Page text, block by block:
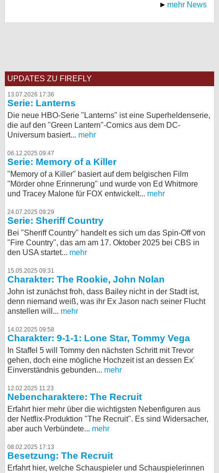
mehr News
UPDATES ZU FIREFLY
13.07.2026 17:36
Serie: Lanterns
Die neue HBO-Serie "Lanterns" ist eine Superheldenserie,
die auf den "Green Lantern"-Comics aus dem DC-
Universum basiert... mehr
06.12.2025 09:47
Serie: Memory of a Killer
"Memory of a Killer" basiert auf dem belgischen Film
"Mörder ohne Erinnerung" und wurde von Ed Whitmore
und Tracey Malone für FOX entwickelt... mehr
24.07.2025 09:29
Serie: Sheriff Country
Bei "Sheriff Country" handelt es sich um das Spin-Off von
"Fire Country", das am am 17. Oktober 2025 bei CBS in
den USA startet... mehr
15.05.2025 09:31
Charakter: The Rookie, John Nolan
John ist zunächst froh, dass Bailey nicht in der Stadt ist,
denn niemand weiß, was ihr Ex Jason nach seiner Flucht
anstellen will... mehr
14.02.2025 09:58
Charakter: 9-1-1: Lone Star, Tommy Vega
In Staffel 5 will Tommy den nächsten Schritt mit Trevor
gehen, doch eine mögliche Hochzeit ist an dessen Ex'
Einverständnis gebunden... mehr
12.02.2025 11:23
Nebencharaktere: The Recruit
Erfahrt hier mehr über die wichtigsten Nebenfiguren aus
der Netflix-Produktion "The Recruit". Es sind Widersacher,
aber auch Verbündete... mehr
08.02.2025 17:13
Besetzung: The Recruit
Erfahrt hier, welche Schauspieler und Schauspielerinnen